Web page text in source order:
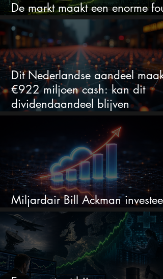
De markt maakt een enorme fout
Dit Nederlandse aandeel maakt
€922 miljoen cash: kan dit
dividendaandeel blijven
verhogen?
Miljardair Bill Ackman investeert
miljarden in dit techaandeel